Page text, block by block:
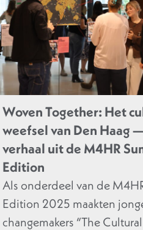
Woven Together: Het
weefsel van Den Haag
verhaal uit de M4HR
Edition
Als onderdeel van de
Edition 2025 maakten
changemakers “The